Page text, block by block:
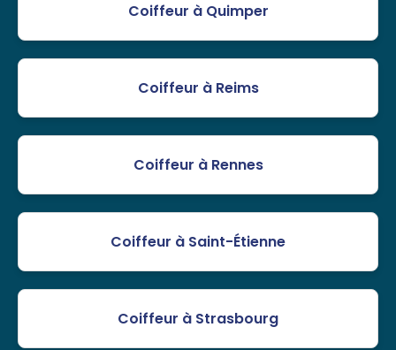
Coiffeur à Quimper
Coiffeur à Reims
Coiffeur à Rennes
Coiffeur à Saint-Étienne
Coiffeur à Strasbourg